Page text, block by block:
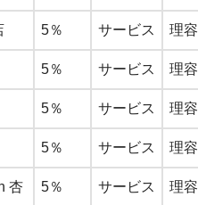
5％ サービス 理
5％ サービス 理
5％ サービス 理
5％ サービス 理
杏 5％ サービス 理